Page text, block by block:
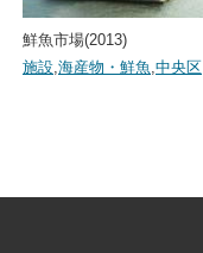
鮮魚市場(2013)
施設,海産物・鮮魚,中央区